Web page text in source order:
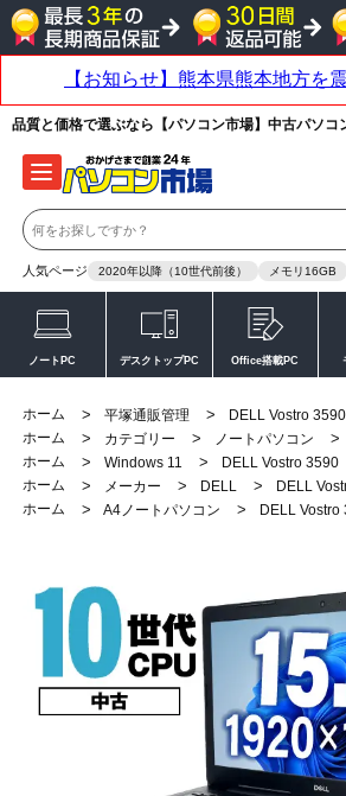
品質と価格で選ぶなら【パソコン市場】中古パソコ
人気ページ 2020年以降（10世代前後） メモリ16GB
ノートPC デスクトップPC Office搭載PC
ホーム > 平塚通販管理 >
DELL Vostro
ホーム
> カテゴリー > ノートパソコン >
ホーム
> Windows 11 >
DELL Vostro 3590
ホーム
> メーカー > DELL >
DELL
ホーム
> A4ノートパソコン > DELL Vostro